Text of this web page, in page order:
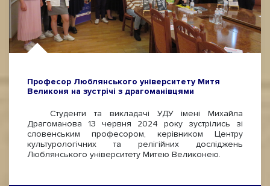
Професор Люблянського університету Митя
Великоня на зустрічі з драгоманівцями
Студенти та викладачі УДУ імені Михайла
Драгоманова 13 червня 2024 року зустрілись зі
словенським професором, керівником Центру
культурологічних та релігійних досліджень
Люблянського університету Митею Великонею.